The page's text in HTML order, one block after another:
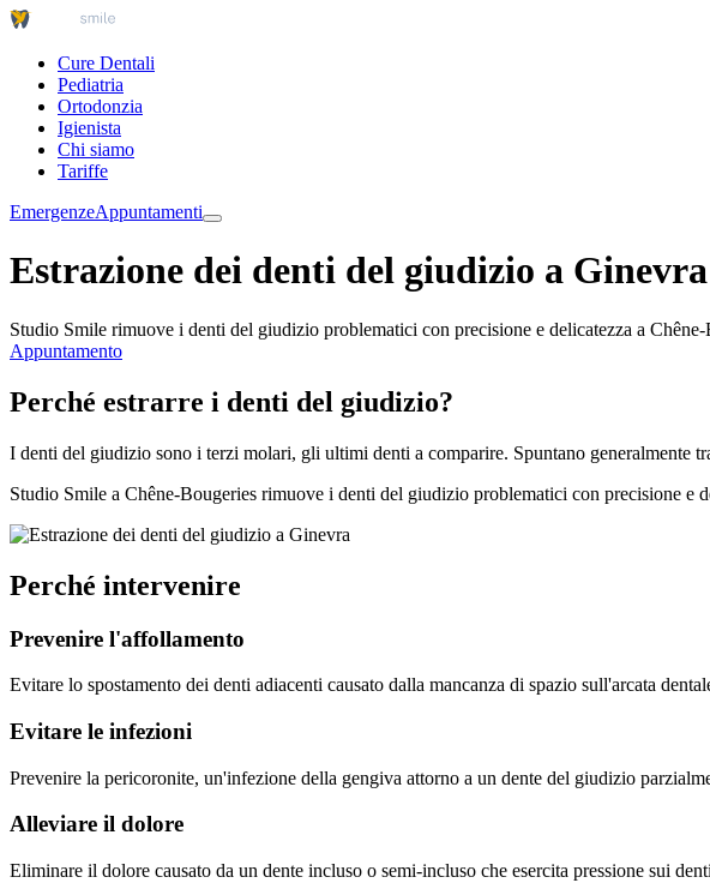
Cure Dentali
Pediatria
Ortodonzia
Igienista
Chi siamo
Tariffe
EmergenzeAppuntamenti
Estrazione dei denti del giudizio a Ginevra
Studio Smile rimuove i denti del giudizio problematici con precisione e delicatezza a
Appuntamento
Perché estrarre i denti del giudizio?
I denti del giudizio sono i terzi molari, gli ultimi denti a comparire. Spuntano generalmente
Studio Smile a Chêne-Bougeries rimuove i denti del giudizio problematici con precisione
Perché intervenire
Prevenire l'affollamento
Evitare lo spostamento dei denti adiacenti causato dalla mancanza di spazio sull'arcata
Evitare le infezioni
Prevenire la pericoronite, un'infezione della gengiva attorno a un dente del giudizio
Alleviare il dolore
Eliminare il dolore causato da un dente incluso o semi-incluso che esercita pressione sui